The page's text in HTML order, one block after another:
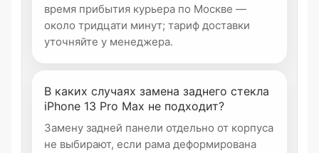
время прибытия курьера по Москве —
около тридцати минут; тариф доставки
уточняйте у менеджера.
В каких случаях замена заднего стекла
iPhone 13 Pro Max не подходит?
Замену задней панели отдельно от корпуса
не выбирают, если рама деформирована